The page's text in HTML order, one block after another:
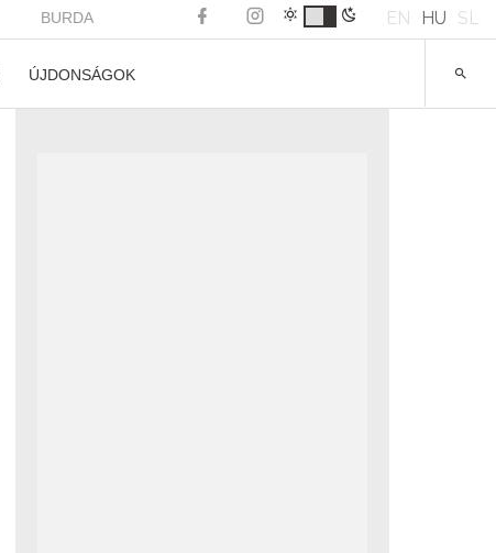
BURDA EN HU SL
ÚJDONSÁGOK